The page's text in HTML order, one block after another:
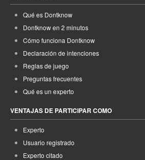
Qué es Dontknow
Dontknow en 2 minutos
Cómo funciona Dontknow
Declaración de intenciones
Reglas de juego
Preguntas frecuentes
Qué es un experto
VENTAJAS DE PARTICIPAR COMO
Experto
Usuario registrado
Experto citado